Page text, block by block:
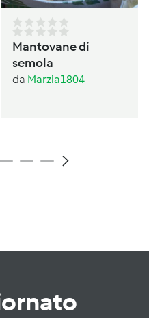
Mantovane di
semola
da Marzia1804